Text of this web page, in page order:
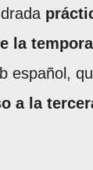
la
español,
a la